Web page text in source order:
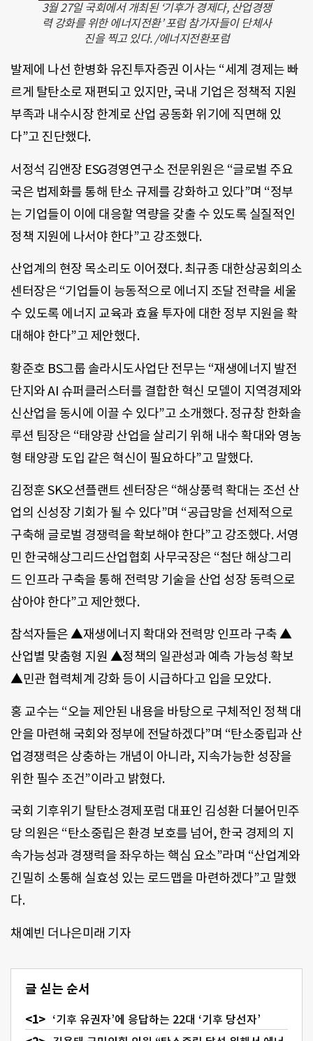
3월 27일 국회에서 개최된 ‘기후가 경제다, 산업경쟁
력 강화를 위한 에너지전환’ 포럼 참가자들이 단체사
진을 찍고 있다. /에너지전환포럼
발제에 나선 한병화 유진투자증권 이사는 “세계 경제는 빠
르게 탈탄소로 재편되고 있지만, 국내 기업은 정책적 지원
부족과 내수시장 한계로 산업 공동화 위기에 직면해 있
다”고 진단했다.
서정석 김앤장 ESG경영연구소 전문위원은 “글로벌 주요
국은 법제화를 통해 탄소 규제를 강화하고 있다”며 “정부
는 기업들이 이에 대응할 역량을 갖출 수 있도록 실질적인
정책 지원에 나서야 한다”고 강조했다.
산업계의 현장 목소리도 이어졌다. 최규종 대한상공회의소
센터장은 “기업들이 능동적으로 에너지 조달 전략을 세울
수 있도록 에너지 교육과 효율 투자에 대한 정부 지원을 확
대해야 한다”고 제안했다.
황준호 BS그룹 솔라시도사업단 전무는 “재생에너지 발전
단지와 AI 슈퍼클러스터를 결합한 혁신 모델이 지역경제와
신산업을 동시에 이끌 수 있다”고 소개했다. 정규창 한화솔
루션 팀장은 “태양광 산업을 살리기 위해 내수 확대와 영농
형 태양광 도입 같은 혁신이 필요하다”고 말했다.
김정훈 SK오션플랜트 센터장은 “해상풍력 확대는 조선 산
업의 신성장 기회가 될 수 있다”며 “공급망을 선제적으로
구축해 글로벌 경쟁력을 확보해야 한다”고 강조했다. 서영
민 한국해상그리드산업협회 사무국장은 “첨단 해상그리
드 인프라 구축을 통해 전력망 기술을 산업 성장 동력으로
삼아야 한다”고 제안했다.
참석자들은 ▲재생에너지 확대와 전력망 인프라 구축 ▲
산업별 맞춤형 지원 ▲정책의 일관성과 예측 가능성 확보
▲민관 협력체계 강화 등이 시급하다고 입을 모았다.
홍 교수는 “오늘 제안된 내용을 바탕으로 구체적인 정책 대
안을 마련해 국회와 정부에 전달하겠다”며 “탄소중립과 산
업경쟁력은 상충하는 개념이 아니라, 지속가능한 성장을
위한 필수 조건”이라고 밝혔다.
국회 기후위기 탈탄소경제포럼 대표인 김성환 더불어민주
당 의원은 “탄소중립은 환경 보호를 넘어, 한국 경제의 지
속가능성과 경쟁력을 좌우하는 핵심 요소”라며 “산업계와
긴밀히 소통해 실효성 있는 로드맵을 마련하겠다”고 말했
다.
채예빈 더나은미래 기자
글 싣는 순서
‘기후 유권자’에 응답하는 22대 ‘기후 당선자’